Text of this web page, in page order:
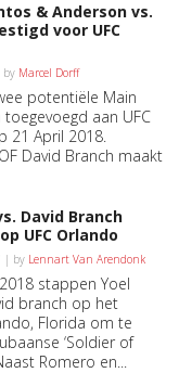
& Anderson vs.
voor UFC
by Marcel Dorff
potentiële Main
aan UFC
21 April 2018.
David Branch maakt
David Branch
UFC Orlando
| by Lennart Van Arendonk
stappen Yoel
branch op het
Florida om te
‘Soldier of
Romero en...